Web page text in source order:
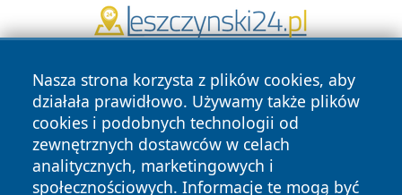
Nasza strona korzysta z plików cookies, aby
działała prawidłowo. Używamy także plików
cookies i podobnych technologii od
zewnętrznych dostawców w celach
analitycznych, marketingowych i
społecznościowych. Informacje te mogą być
Copyright © 2026 wrotatarnowa.pl Wszystkie prawa